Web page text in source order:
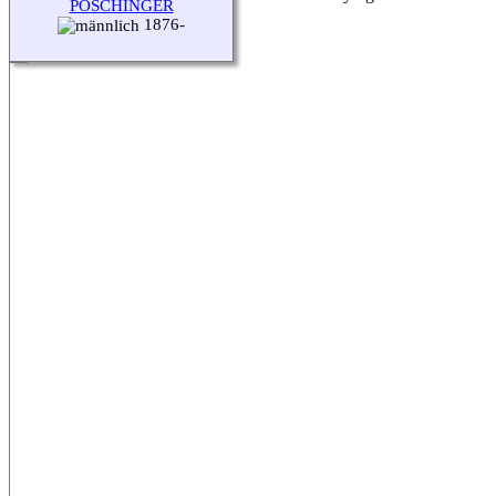
POSCHINGER
1876-